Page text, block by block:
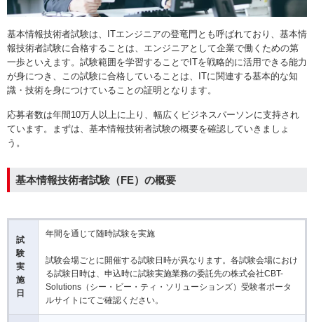
基本情報技術者試験は、ITエンジニアの登竜門とも呼ばれており、基本情
報技術者試験に合格することは、エンジニアとして企業で働くための第
一歩といえます。試験範囲を学習することでITを戦略的に活用できる能力
が身につき、この試験に合格していることは、ITに関連する基本的な知
識・技術を身につけていることの証明となります。
応募者数は年間10万人以上に上り、幅広くビジネスパーソンに支持され
ています。まずは、基本情報技術者試験の概要を確認していきましょ
う。
基本情報技術者試験（FE）の概要
試
験
実
施
日
年間を通じて随時試験を実施
試験会場ごとに開催する試験日時が異なります。各試験会場におけ
る試験日時は、申込時に試験実施業務の委託先の株式会社CBT-
Solutions（シー・ビー・ティ・ソリューションズ）受験者ポータ
ルサイトにてご確認ください。